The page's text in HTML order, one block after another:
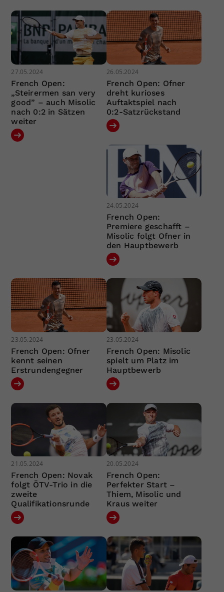
27.05.2024
French Open:
„Steirermen san very
good” – auch Misolic
nach 0:2 in Sätzen
weiter
26.05.2024
French Open: Ofner
dreht kurioses
Auftaktspiel nach
0:2-Satzrückstand
24.05.2024
French Open:
Premiere geschafft –
Misolic folgt Ofner in
den Hauptbewerb
23.05.2024
French Open: Ofner
kennt seinen
Erstrundengegner
23.05.2024
French Open: Misolic
spielt um Platz im
Hauptbewerb
21.05.2024
French Open: Novak
folgt ÖTV-Trio in die
zweite
Qualifikationsrunde
20.05.2024
French Open:
Perfekter Start –
Thiem, Misolic und
Kraus weiter